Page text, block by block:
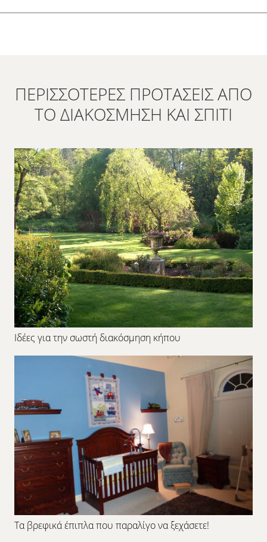
ΠΕΡΙΣΣΌΤΕΡΕΣ ΠΡΟΤΆΣΕΙΣ ΑΠΌ
ΤΟ ΔΙΑΚΌΣΜΗΣΗ ΚΑΙ ΣΠΊΤΙ
Ιδέες για την σωστή διακόσμηση κήπου
Τα βρεφικά έπιπλα που παραλίγο να ξεχάσετε!